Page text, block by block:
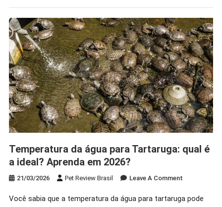
2026!
Temperatura da água para Tartaruga: qual é
a ideal? Aprenda em 2026?
21/03/2026 Pet Review Brasil Leave A CommentOn
Da
Você sabia que a temperatura da água para tartaruga pode